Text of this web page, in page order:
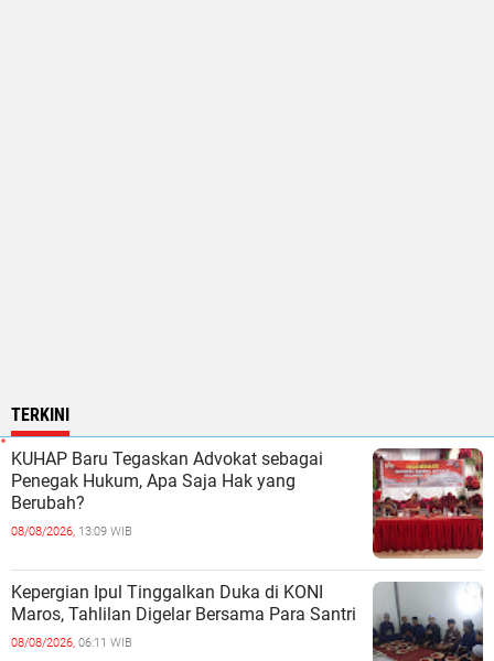
TERKINI
KUHAP Baru Tegaskan Advokat sebagai
Penegak Hukum, Apa Saja Hak yang
Berubah?
08/08/2026, 13:09 WIB
Kepergian Ipul Tinggalkan Duka di KONI
Maros, Tahlilan Digelar Bersama Para Santri
08/08/2026, 06:11 WIB